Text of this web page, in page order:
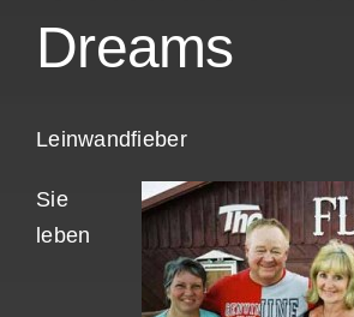
Dreams
Leinwandfieber
Sie
leben